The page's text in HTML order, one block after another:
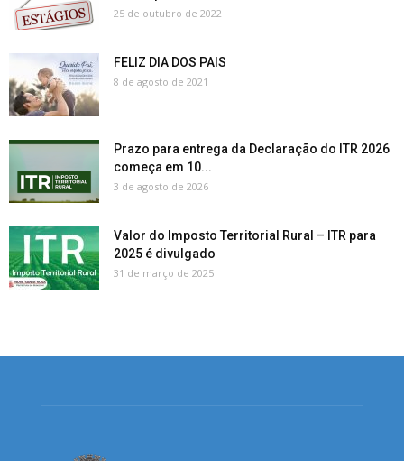
25 de outubro de 2022
FELIZ DIA DOS PAIS
8 de agosto de 2021
Prazo para entrega da Declaração do ITR 2026
começa em 10...
3 de agosto de 2026
Valor do Imposto Territorial Rural – ITR para
2025 é divulgado
31 de março de 2025